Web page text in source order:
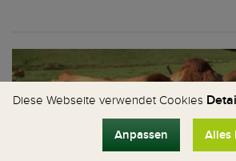
Diese Webseite verwendet Cookies
Anpassen Alles